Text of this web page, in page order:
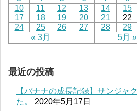
« 3月 5月 »
10
11 12 13 14 15
17
18 19 20 21 22
24
25 26 27 28 29
最近の投稿
【バナナの成長記録】サンジャ
た。
2020年5月17日